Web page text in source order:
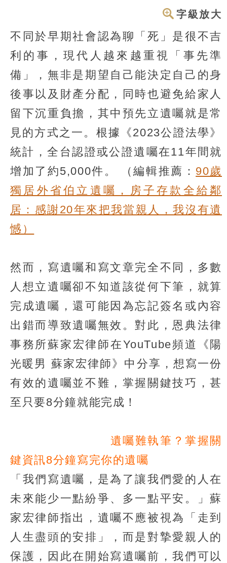
字級放大
不同於早期社會認為聊「死」是很不吉
利的事，現代人越來越重視「事先準
備」，無非是期望自己能決定自己的身
後事以及財產分配，同時也避免給家人
留下沉重負擔，其中預先立遺囑就是常
見的方式之一。根據《2023公證法學》
統計，全台認證或公證遺囑在11年間就
增加了約5,000件。
（編輯推薦： 90歲
獨居外省伯立遺囑，房子存款全給鄰
居：感謝20年來把我當親人，我沒有遺
憾）
然而，寫遺囑和寫文章完全不同，多數
人想立遺囑卻不知道該從何下筆，就算
完成遺囑，還可能因為忘記簽名或內容
出錯而導致遺囑無效。對此，恩典法律
事務所蘇家宏律師在YouTube頻道《陽
光暖男 蘇家宏律師》中分享，想寫一份
有效的遺囑並不難，掌握關鍵技巧，甚
至只要8分鐘就能完成！
遺囑難執筆？掌握關
鍵資訊8分鐘寫完你的遺囑
「我們寫遺囑，是為了讓我們愛的人在
未來能少一點紛爭、多一點平安。」蘇
家宏律師指出，遺囑不應被視為「走到
人生盡頭的安排」，而是對摯愛親人的
保護，因此在開始寫遺囑前，我們可以